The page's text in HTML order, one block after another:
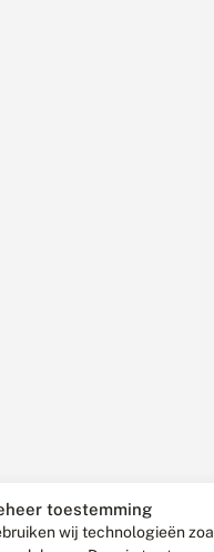
toestemming
wij technologieën